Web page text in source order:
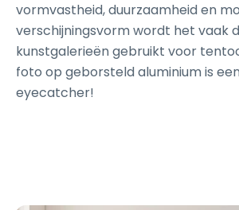
vormvastheid, duurzaamheid en
verschijningsvorm wordt het vaak
kunstgalerieën gebruikt voor
foto op geborsteld aluminium is
eyecatcher!